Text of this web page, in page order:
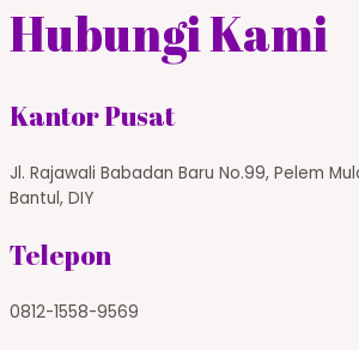
Hubungi Kami
Kantor Pusat
Jl. Rajawali Babadan Baru No.99, Pelem
Bantul, DIY
Telepon
0812-1558-9569